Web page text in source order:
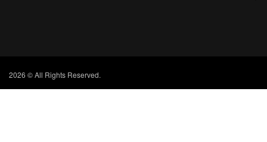
2026 © All Rights Reserved.